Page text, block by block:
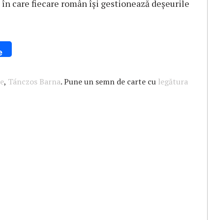
care fiecare român îşi gestionează deşeurile
, Tánczos Barna. Pune un semn de carte cu legătura